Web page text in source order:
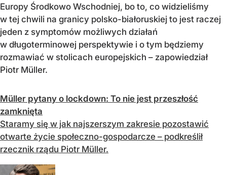
Europy Środkowo Wschodniej, bo to, co widzieliśmy
w tej chwili na granicy polsko-białoruskiej to jest raczej
jeden z symptomów możliwych działań
w długoterminowej perspektywie i o tym będziemy
rozmawiać w stolicach europejskich – zapowiedział
Piotr Müller.
Müller pytany o lockdown: To nie jest przeszłość
zamknięta
Staramy się w jak najszerszym zakresie pozostawić
otwarte życie społeczno-gospodarcze – podkreślił
rzecznik rządu Piotr Müller.